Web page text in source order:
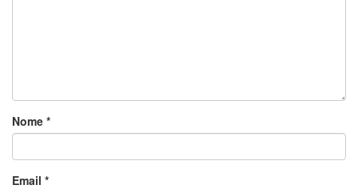
Nome *
Email *